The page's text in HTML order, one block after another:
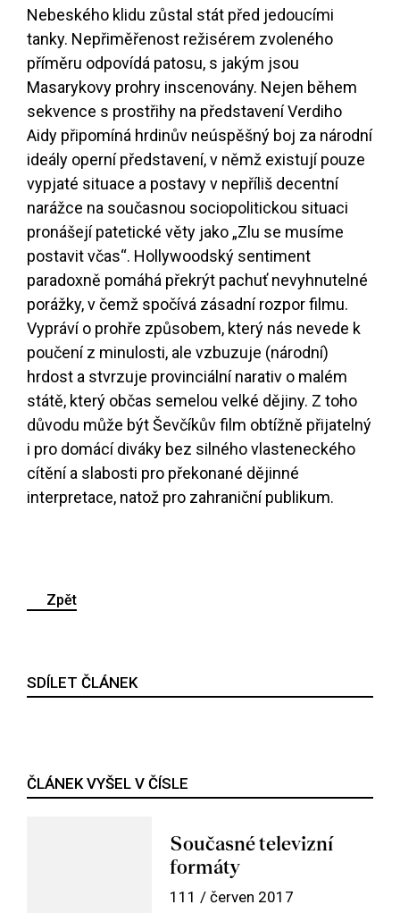
Nebeského klidu zůstal stát před jedoucími
tanky. Nepřiměřenost režisérem zvoleného
příměru odpovídá patosu, s jakým jsou
Masarykovy prohry inscenovány. Nejen během
sekvence s prostřihy na představení Verdiho
Aidy připomíná hrdinův neúspěšný boj za národní
ideály operní představení, v němž existují pouze
vypjaté situace a postavy v nepříliš decentní
narážce na současnou sociopolitickou situaci
pronášejí patetické věty jako „Zlu se musíme
postavit včas“. Hollywoodský sentiment
paradoxně pomáhá překrýt pachuť nevyhnutelné
porážky, v čemž spočívá zásadní rozpor filmu.
Vypráví o prohře způsobem, který nás nevede k
poučení z minulosti, ale vzbuzuje (národní)
hrdost a stvrzuje provinciální narativ o malém
státě, který občas semelou velké dějiny. Z toho
důvodu může být Ševčíkův film obtížně přijatelný
i pro domácí diváky bez silného vlasteneckého
cítění a slabosti pro překonané dějinné
interpretace, natož pro zahraniční publikum.
Zpět
SDÍLET ČLÁNEK
ČLÁNEK VYŠEL V ČÍSLE
Současné televizní
formáty
111 / červen 2017